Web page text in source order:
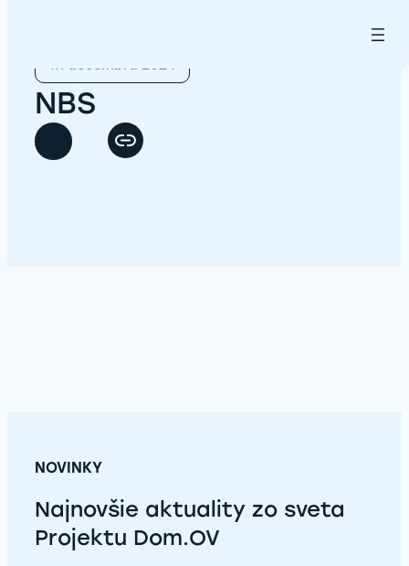
17. decembra 2024
NBS
NOVINKY
Najnovšie aktuality zo sveta
Projektu Dom.OV